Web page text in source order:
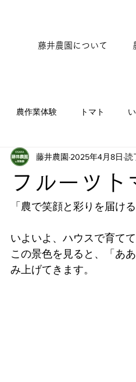
藤井農園について
農作業体験 トマト
フルーツ
藤井農園 2025年4月8日 読
「農で笑顔と彩りを届け
いよいよ、ハウスで育て
この景色を見ると、「あ
み上げてきます。